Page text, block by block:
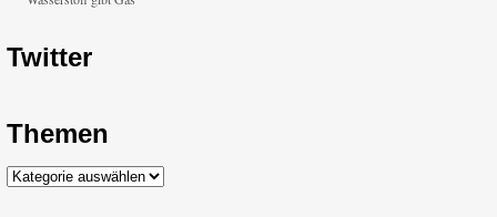
Twitter
Themen
Themen